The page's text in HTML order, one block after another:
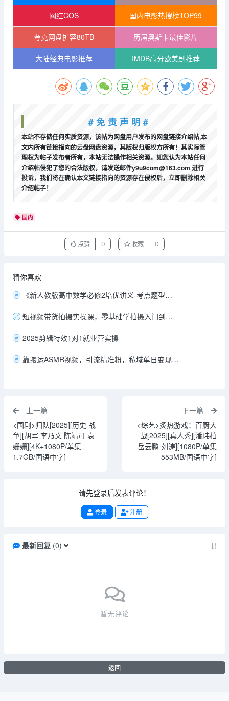
网红COS 国内电影热搜榜TOP99
夸克网盘扩容80TB 历届奥斯卡最佳影片
大陆经典电影推荐 IMDB高分欧美剧推荐
# 免 责 声 明 #
本站不存储任何实质资源，该帖为网盘用户发布的网盘链接介绍帖,本
文内所有链接指向的云盘网盘资源，其版权归版权方所有！其实际管
理权为帖子发布者所有，本站无法操作相关资源。如您认为本站任何
介绍帖侵犯了您的合法版权，请发送邮件y9u9com@163.com 进行
投诉，我们将在确认本文链接指向的资源存在侵权后，立即删除相关
介绍帖子！
国内
点赞 0 收藏 0
猜你喜欢
《新人教版高中数学必修2培优讲义-考点题型技巧2026版》 【279.5 MB】
短视频带货拍摄实操课，零基础学拍摄入门到精通教学
2025剪辑特效1对1就业营实操
靠搬运ASMR视频，引流精准粉，私域单日变现500+
上一篇
<国剧>归队[2025][历史 战
争][胡军 李乃文 陈靖可 袁
姗姗][4K+1080P/单集
1.7GB/国语中字]
下一篇
<综艺>炙热游戏：百厨大
战[2025][真人秀][潘玮柏
岳云鹏 刘涛][1080P/单集
553MB/国语中字]
请先登录后发表评论！
登录 注册
最新回复(0)
暂无评论
返回